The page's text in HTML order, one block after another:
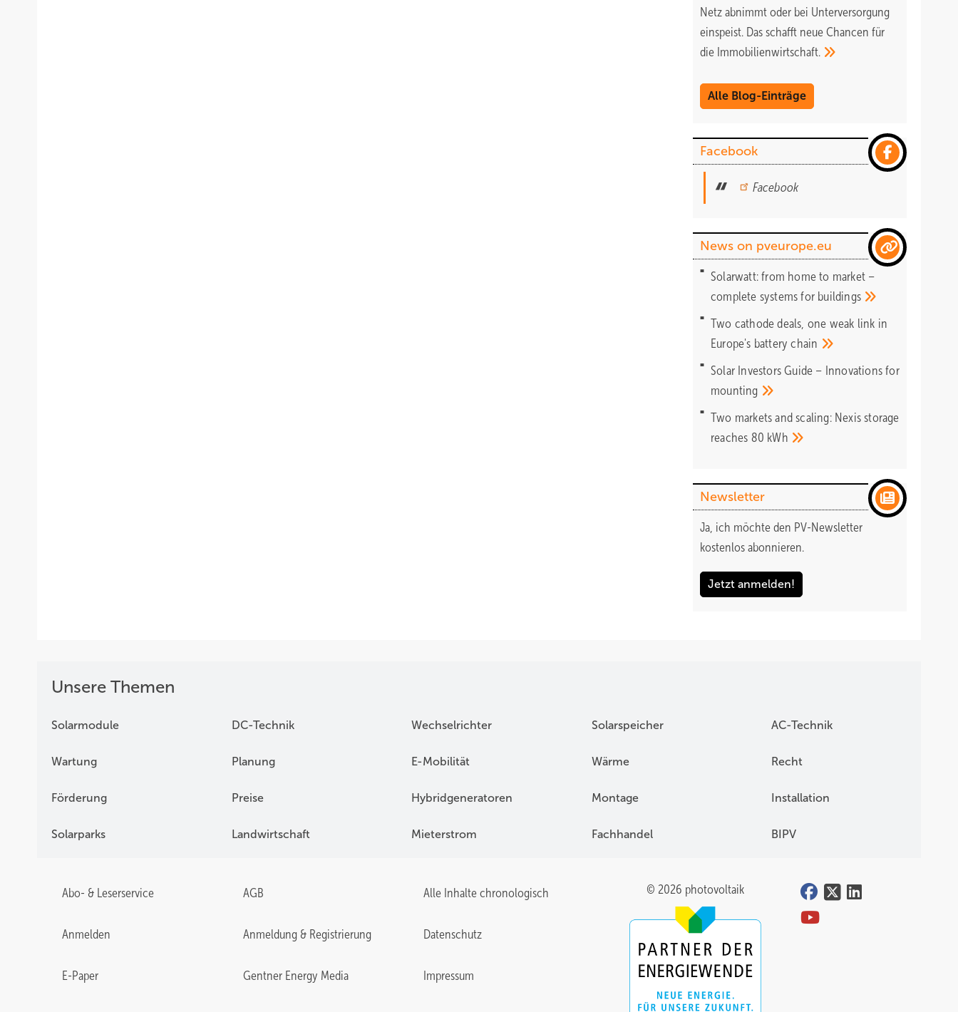
Netz abnimmt oder bei Unterversorgung
einspeist. Das schafft neue Chancen für
die Immobilienwirtschaft.
Alle Blog-Einträge
Facebook
Facebook
News on pveurope.eu
Solarwatt: from home to market –
complete systems for buildings
Two cathode deals, one weak link in
Europe's batterychain
Solar Investors Guide – Innovations for
mounting
Two markets and scaling: Nexis storage
reaches 80 kWh
Newsletter
Ja, ich möchte den PV-Newsletter
kostenlos abonnieren.
Jetzt anmelden!
Unsere Themen
Solarmodule DC-Technik Wechselrichter Solarspeicher AC-Technik
Wartung Planung E-Mobilität Wärme Recht
Förderung Preise Hybridgeneratoren Montage Installation
Solarparks Landwirtschaft Mieterstrom Fachhandel BIPV
Abo- & Leserservice AGB Alle Inhalte chronologisch
Anmelden Anmeldung & Registrierung Datenschutz
E-Paper Gentner Energy Media Impressum
© 2026 photovoltaik